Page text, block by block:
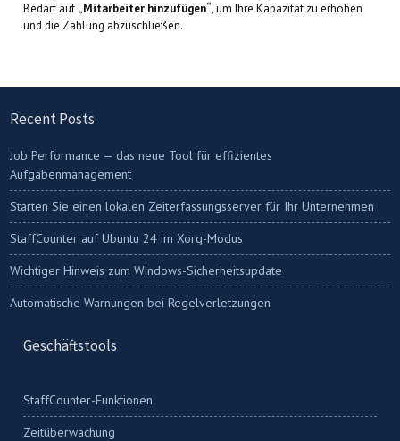
Bedarf auf „Mitarbeiter hinzufügen“, um Ihre Kapazität zu erhöhen
und die Zahlung abzuschließen.
Recent Posts
Job Performance — das neue Tool für effizientes
Aufgabenmanagement
Starten Sie einen lokalen Zeiterfassungsserver für Ihr Unternehmen
StaffCounter auf Ubuntu 24 im Xorg-Modus
Wichtiger Hinweis zum Windows-Sicherheitsupdate
Automatische Warnungen bei Regelverletzungen
Geschäftstools
StaffCounter-Funktionen
Zeitüberwachung